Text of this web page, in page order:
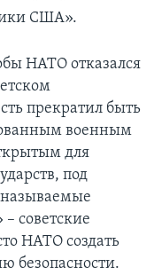
США».
НАТО отказался
прекратил быть
военным
для
под
советские
НАТО создать
безопасности.